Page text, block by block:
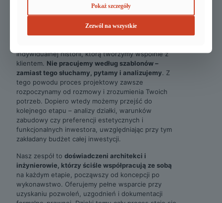
indywidualnej historii, którą tworzymy wspólnie z
klientem. Nie pracujemy według szablonów –
zamiast tego słuchamy, pytamy i analizujemy. Z
tego powodu proces projektowy zawsze
rozpoczynamy od rozmowy i zrozumienia Twoich
potrzeb. Dopiero wtedy możemy przejść do
kolejnego etapu – analizy działki, warunków
zabudowy czy preferencji estetycznych i
funkcjonalnych inwestora, uwzględniając przy tym
zakładany budżet całej inwestycji.
Nasz zespół to doświadczeni architekci i
inżynierowie, którzy ściśle współpracują ze sobą
na każdym etapie, począwszy od koncepcji po
wykonawstwo. Oferujemy pełne wsparcie przy
uzyskaniu pozwoleń, uzgodnień i dokumentacji
Pokaż szczegóły
Zezwól na wszystkie